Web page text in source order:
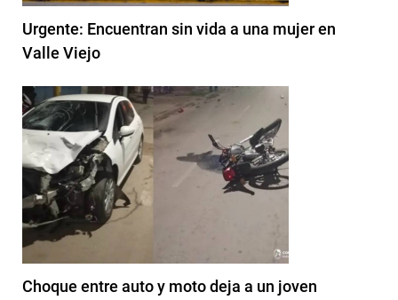
Urgente: Encuentran sin vida a una mujer en
Valle Viejo
Choque entre auto y moto deja a un joven